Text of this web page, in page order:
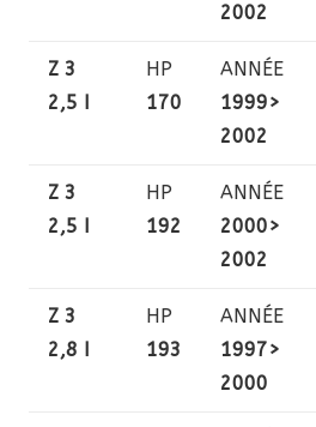
2002
Z 3
2,5 I
HP
170
ANNÉE
1999>
2002
Z 3
2,5 I
HP
192
ANNÉE
2000>
2002
Z 3
2,8 I
HP
193
ANNÉE
1997>
2000